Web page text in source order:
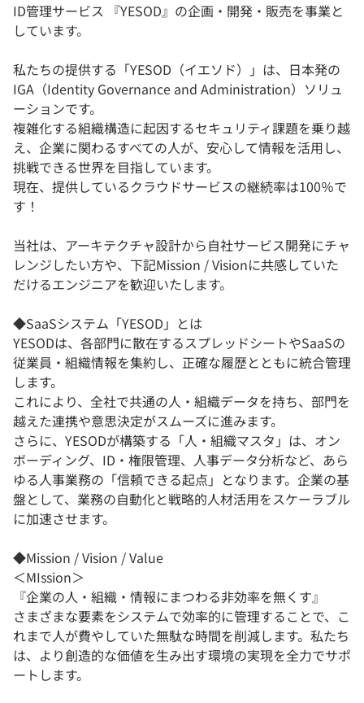
ID管理サービス 『YESOD』の企画・開発・販売を事業と
しています。
私たちの提供する「YESOD（イエソド）」は、日本発の
IGA（Identity Governance and Administration）ソリュ
ーションです。
複雑化する組織構造に起因するセキュリティ課題を乗り越
え、企業に関わるすべての人が、安心して情報を活用し、
挑戦できる世界を目指しています。
現在、提供しているクラウドサービスの継続率は100％で
す！
当社は、アーキテクチャ設計から自社サービス開発にチャ
レンジしたい方や、下記Mission / Visionに共感していた
だけるエンジニアを歓迎いたします。
◆SaaSシステム「YESOD」とは
YESODは、各部門に散在するスプレッドシートやSaaSの
従業員・組織情報を集約し、正確な履歴とともに統合管理
します。
これにより、全社で共通の人・組織データを持ち、部門を
越えた連携や意思決定がスムーズに進みます。
さらに、YESODが構築する「人・組織マスタ」は、オン
ボーディング、ID・権限管理、人事データ分析など、あら
ゆる人事業務の「信頼できる起点」となります。企業の基
盤として、業務の自動化と戦略的人材活用をスケーラブル
に加速させます。
◆Mission / Vision / Value
＜MIssion＞
『企業の人・組織・情報にまつわる非効率を無くす』
さまざまな要素をシステムで効率的に管理することで、こ
れまで人が費やしていた無駄な時間を削減します。私たち
は、より創造的な価値を生み出す環境の実現を全力でサポ
ートします。